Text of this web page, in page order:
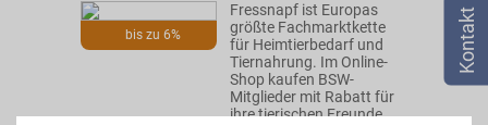
☎ 0800 - 279 25 82
bis zu 6%
Fressnapf ist Europas
größte Fachmarktkette
für Heimtierbedarf und
Tiernahrung. Im Online-
Shop kaufen BSW-
Mitglieder mit Rabatt für
ihre tierischen Freunde.